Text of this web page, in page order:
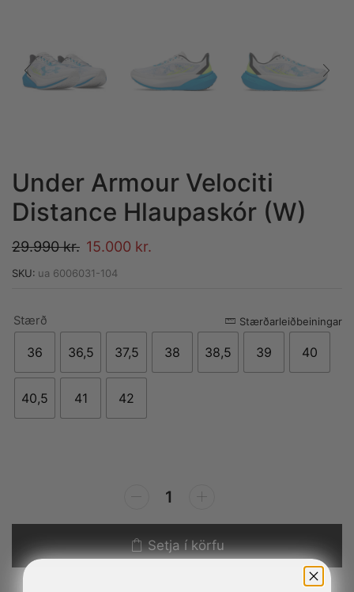
Under Armour Velociti
Distance Hlaupaskór (W)
29.990kr. 15.000 kr.
SKU: ua 6006031-104
Stærðarleiðbeiningar
Stærð
36 36,5 37,5 38 38,5 39 40
40,5 41 42
Setja í körfu
Alternative: